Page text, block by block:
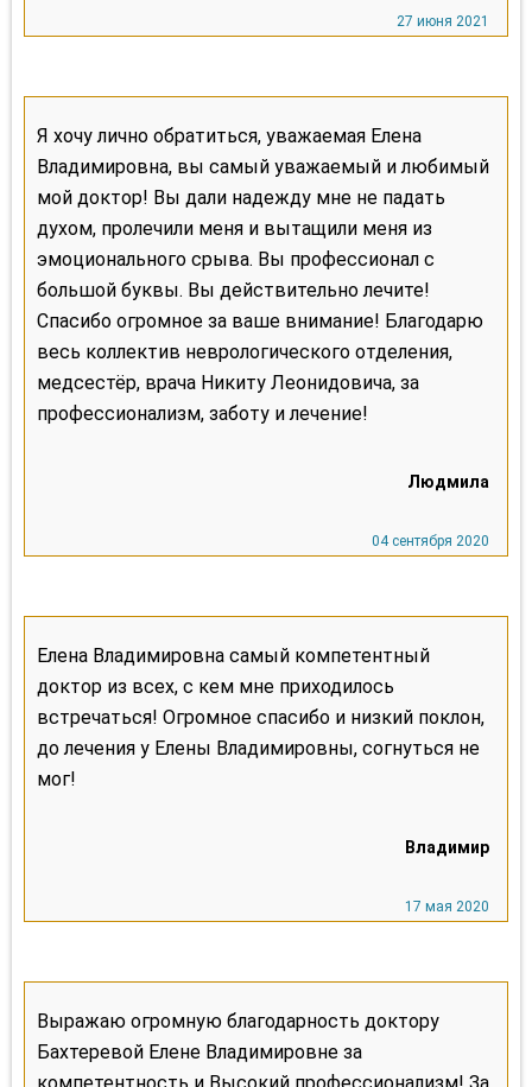
Я хочу лично обратиться, уважаемая Елена
Владимировна, вы самый уважаемый и любимый
мой доктор! Вы дали надежду мне не падать
духом, пролечили меня и вытащили меня из
эмоционального срыва. Вы профессионал с
большой буквы. Вы действительно лечите!
Спасибо огромное за ваше внимание! Благодарю
весь коллектив неврологического отделения,
медсестёр, врача Никиту Леонидовича, за
профессионализм, заботу и лечение!
Елена Владимировна самый компетентный
доктор из всех, с кем мне приходилось
встречаться! Огромное спасибо и низкий поклон,
до лечения у Елены Владимировны, согнуться не
мог!
Выражаю огромную благодарность доктору
Бахтеревой Елене Владимировне за